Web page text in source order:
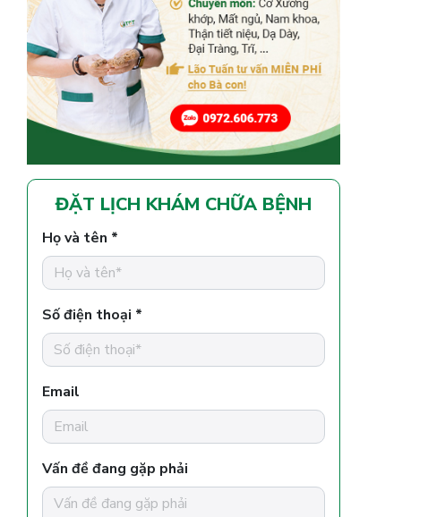
ĐẶT LỊCH KHÁM CHỮA BỆNH
Họ và tên *
Số điện thoại *
Email
Vấn đề đang gặp phải